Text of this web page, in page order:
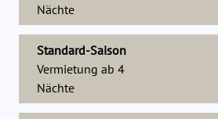
Nächte
Standard-Saison
Vermietung ab 4
Nächte